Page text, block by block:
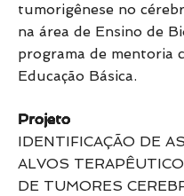
tumorigênese no
na área de Ensino de
programa de mentoria
Educação Básica.
Projeto
IDENTIFICAÇÃO DE
ALVOS
DE TUMORES